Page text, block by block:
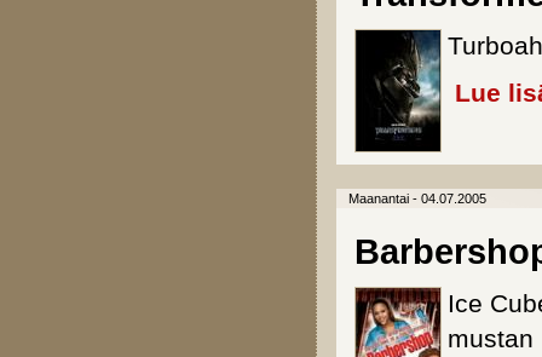
Lue
Maanantai - 04.07.2005
Ice
mustan